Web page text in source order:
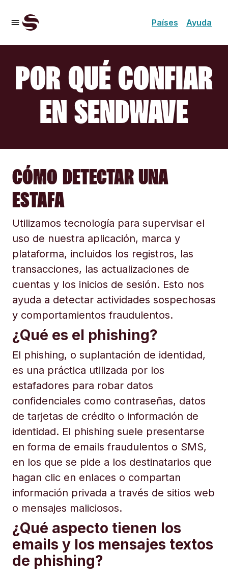
Países Ayuda
POR QUÉ CONFIAR
EN SENDWAVE
CÓMO DETECTAR UNA
ESTAFA
Utilizamos tecnología para supervisar el
uso de nuestra aplicación, marca y
plataforma, incluidos los registros, las
transacciones, las actualizaciones de
cuentas y los inicios de sesión. Esto nos
ayuda a detectar actividades sospechosas
y comportamientos fraudulentos.
¿Qué es el phishing?
El phishing, o suplantación de identidad,
es una práctica utilizada por los
estafadores para robar datos
confidenciales como contraseñas, datos
de tarjetas de crédito o información de
identidad. El phishing suele presentarse
en forma de emails fraudulentos o SMS,
en los que se pide a los destinatarios que
hagan clic en enlaces o compartan
información privada a través de sitios web
o mensajes maliciosos.
¿Qué aspecto tienen los
emails y los mensajes textos
de phishing?